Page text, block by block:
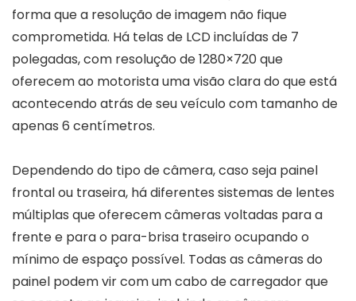
forma que a resolução de imagem não fique
comprometida. Há telas de LCD incluídas de 7
polegadas, com resolução de 1280×720 que
oferecem ao motorista uma visão clara do que está
acontecendo atrás de seu veículo com tamanho de
apenas 6 centímetros.
Dependendo do tipo de câmera, caso seja painel
frontal ou traseira, há diferentes sistemas de lentes
múltiplas que oferecem câmeras voltadas para a
frente e para o para-brisa traseiro ocupando o
mínimo de espaço possível. Todas as câmeras do
painel podem vir com um cabo de carregador que